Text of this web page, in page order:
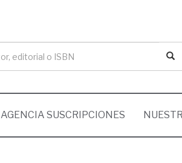
AGENCIA SUSCRIPCIONES